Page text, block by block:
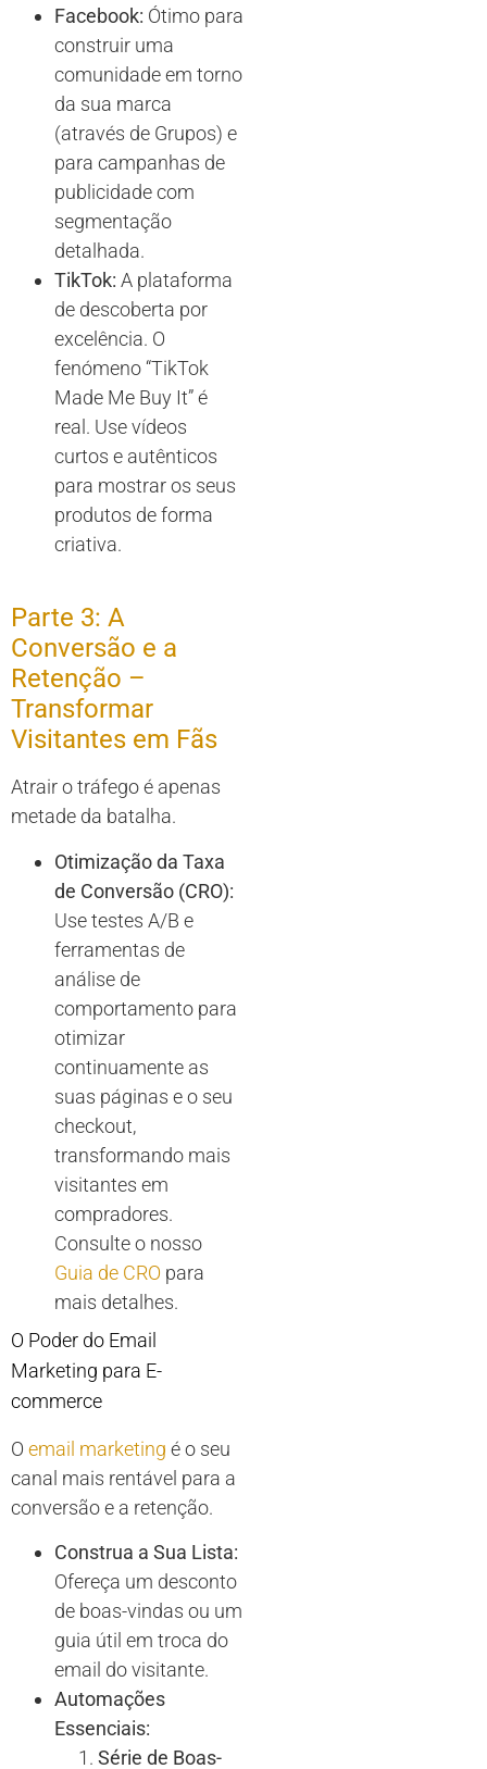
Facebook: Ótimo para
construir uma
comunidade em torno
da sua marca
(através de Grupos) e
para campanhas de
publicidade com
segmentação
detalhada.
TikTok: A plataforma
de descoberta por
excelência. O
fenómeno “TikTok
Made Me Buy It” é
real. Use vídeos
curtos e autênticos
para mostrar os seus
produtos de forma
criativa.
Parte 3: A
Conversão e a
Retenção –
Transformar
Visitantes em Fãs
Atrair o tráfego é apenas
metade da batalha.
Otimização da Taxa
de Conversão (CRO):
Use testes A/B e
ferramentas de
análise de
comportamento para
otimizar
continuamente as
suas páginas e o seu
checkout,
transformando mais
visitantes em
compradores.
Consulte o nosso
Guia de CRO para
mais detalhes.
O Poder do Email
Marketing para E-
commerce
O email marketing é o seu
canal mais rentável para a
conversão e a retenção.
Construa a Sua Lista:
Ofereça um desconto
de boas-vindas ou um
guia útil em troca do
email do visitante.
Automações
Essenciais:
Série de Boas-